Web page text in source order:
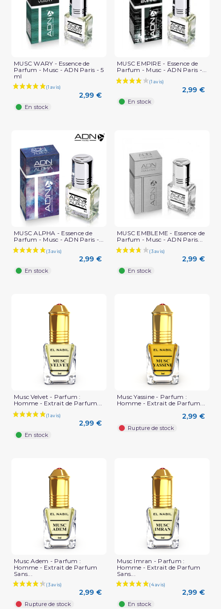
MUSC WARY - Essence de
Parfum - Musc - ADN Paris - 5
ml
2,99 €
En stock
MUSC EMPIRE - Essence de
Parfum - Musc - ADN Paris -...
2,99 €
En stock
MUSC ALPHA - Essence de
Parfum - Musc - ADN Paris -...
2,99 €
En stock
MUSC EMBLEME - Essence de
Parfum - Musc - ADN Paris...
2,99 €
En stock
Musc Velvet - Parfum :
Homme - Extrait de Parfum...
2,99 €
En stock
Musc Yassine - Parfum :
Homme - Extrait de Parfum...
2,99 €
Rupture de stock
Musc Adem - Parfum :
Homme - Extrait de Parfum
Sans...
2,99 €
Rupture de stock
Musc Imran - Parfum :
Homme - Extrait de Parfum
Sans...
2,99 €
En stock